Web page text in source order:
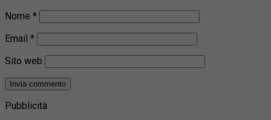
Nome *
Email *
Sito web
Pubblicità